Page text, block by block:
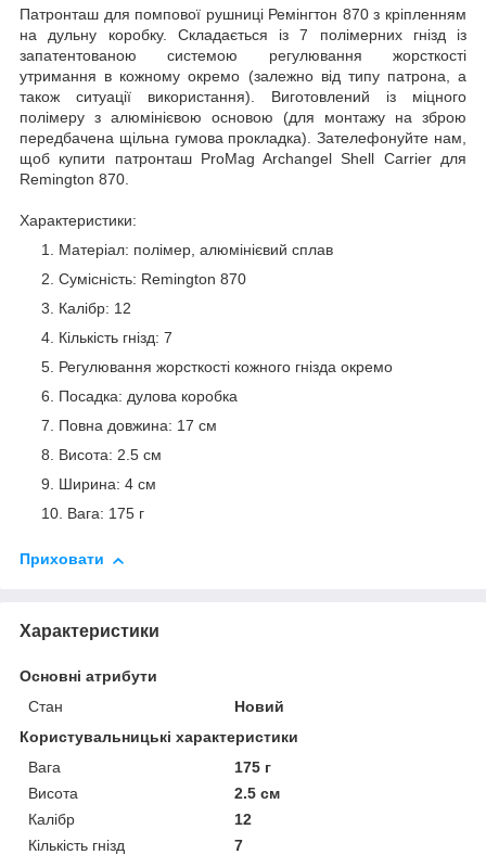
Патронташ для помпової рушниці Ремінгтон 870 з кріпленням
на дульну коробку. Складається із 7 полімерних гнізд із
запатентованою системою регулювання жорсткості
утримання в кожному окремо (залежно від типу патрона, а
також ситуації використання). Виготовлений із міцного
полімеру з алюмінієвою основою (для монтажу на зброю
передбачена щільна гумова прокладка). Зателефонуйте нам,
щоб купити патронташ ProMag Archangel Shell Carrier для
Remington 870.
Характеристики:
Матеріал: полімер, алюмінієвий сплав
Сумісність: Remington 870
Калібр: 12
Кількість гнізд: 7
Регулювання жорсткості кожного гнізда окремо
Посадка: дулова коробка
Повна довжина: 17 см
Висота: 2.5 см
Ширина: 4 см
Вага: 175 г
Приховати
Характеристики
Основні атрибути
Стан
Новий
Користувальницькі характеристики
Вага
175 г
Висота
2.5 см
Калібр
12
Кількість гнізд
7